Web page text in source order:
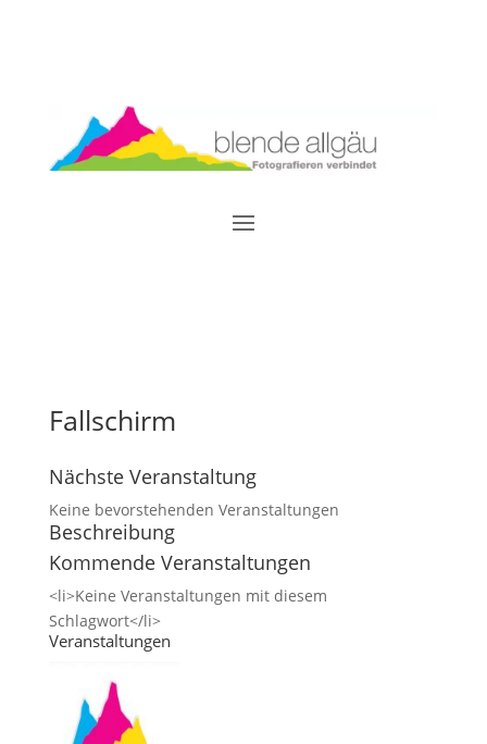
Fallschirm
Nächste Veranstaltung
Keine bevorstehenden Veranstaltungen
Beschreibung
Kommende Veranstaltungen
<li>Keine Veranstaltungen mit diesem
Schlagwort</li>
Veranstaltungen